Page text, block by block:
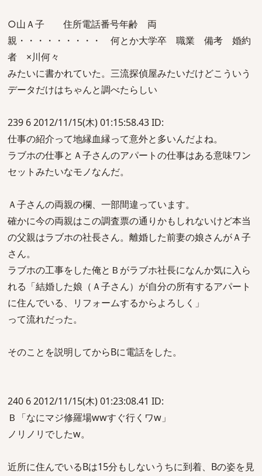
○山Ａ子 住所電話番号年齢 両
親・・・・・・・・・ 何とか大学卒 職業 備考 婚約
者 ×川何々
みたいに書かれていた。三流探偵屋みたいだけどこういう
データだけはちゃんと調べたらしい
239 6 2012/11/15(木) 01:15:58.43 ID:
仕事の紹介って地縁血縁って意外と多いんだよね。
ラブホの仕事とＡ子さんのアパートの仕事はある意味ワン
セットみたいなモノなんだ。
Ａ子さんの両親の欄、一部間違っています。
確かに今の両親はこの調査票の通りかもしれないけど本当
の父親はラブホの社長さん。離婚した前妻の娘さんがＡ子
さん。
ラブホの工事をした俺とＢがラブホ社長になんか気に入ら
れる「結婚した娘（Ａ子さん）が自分の所有するアパート
に住んでいる、リフォームするからよろしく」
って流れだった。
そのことを説明してからBに電話をした。
240 6 2012/11/15(木) 01:23:08.41 ID:
Ｂ「なにマジ修羅場wwすぐ行くワw」
ノリノリでしたw。
近所に住んでいるBは15分もしないうちに到着、Bの姿を見